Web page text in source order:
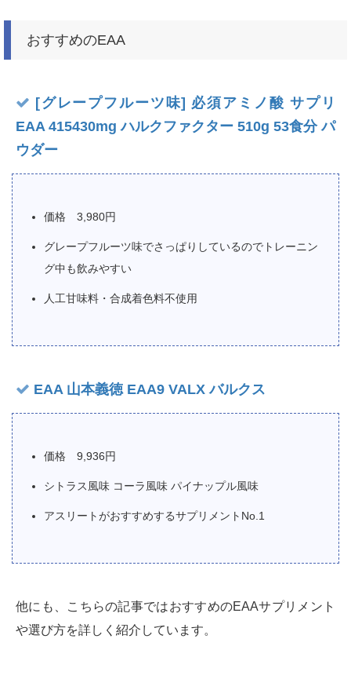
おすすめのEAA
[グレープフルーツ味] 必須アミノ酸 サプリ
EAA 415430mg ハルクファクター 510g 53食分 パ
ウダー
価格 3,980円
グレープフルーツ味でさっぱりしているのでトレーニン
グ中も飲みやすい
人工甘味料・合成着色料不使用
EAA 山本義徳 EAA9 VALX バルクス
価格 9,936円
シトラス風味 コーラ風味 パイナップル風味
アスリートがおすすめするサプリメントNo.1
他にも、こちらの記事ではおすすめのEAAサプリメント
や選び方を詳しく紹介しています。